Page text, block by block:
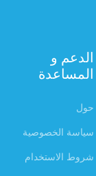
الدعم و
المساعدة
حول
سياسة الخصوصية
شروط الاستخدام